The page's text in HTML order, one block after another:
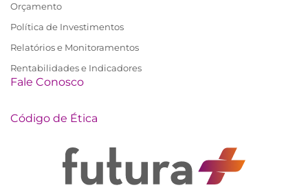
Orçamento
Política de Investimentos
Relatórios e Monitoramentos
Rentabilidades e Indicadores
Fale Conosco
Código de Ética